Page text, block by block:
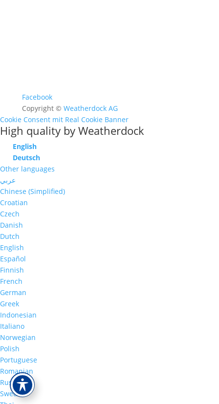
Facebook
Copyright © Weatherdock AG
Cookie Consent mit Real Cookie Banner
High quality by Weatherdock
English
Deutsch
Other languages
عربي
Chinese (Simplified)
Croatian
Czech
Danish
Dutch
English
Español
Finnish
French
German
Greek
Indonesian
Italiano
Norwegian
Polish
Portuguese
Romanian
Russian
Swedish